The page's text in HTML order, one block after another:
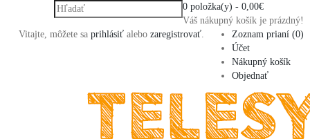
0 položka(y) - 0,00€
Váš nákupný košík je prázdný!
Zoznam prianí (0)
Účet
Nákupný košík
Objednať
Vitajte, môžete sa prihlásiť alebo zaregistrovať.